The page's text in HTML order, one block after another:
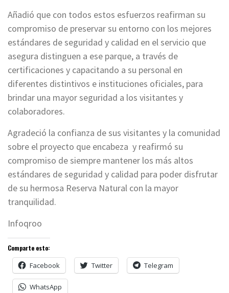
Añadió que con todos estos esfuerzos reafirman su
compromiso de preservar su entorno con los mejores
estándares de seguridad y calidad en el servicio que
asegura distinguen a ese parque, a través de
certificaciones y capacitando a su personal en
diferentes distintivos e instituciones oficiales, para
brindar una mayor seguridad a los visitantes y
colaboradores.
Agradeció la confianza de sus visitantes y la comunidad
sobre el proyecto que encabeza y reafirmó su
compromiso de siempre mantener los más altos
estándares de seguridad y calidad para poder disfrutar
de su hermosa Reserva Natural con la mayor
tranquilidad.
Infoqroo
Comparte esto:
Facebook Twitter Telegram
WhatsApp